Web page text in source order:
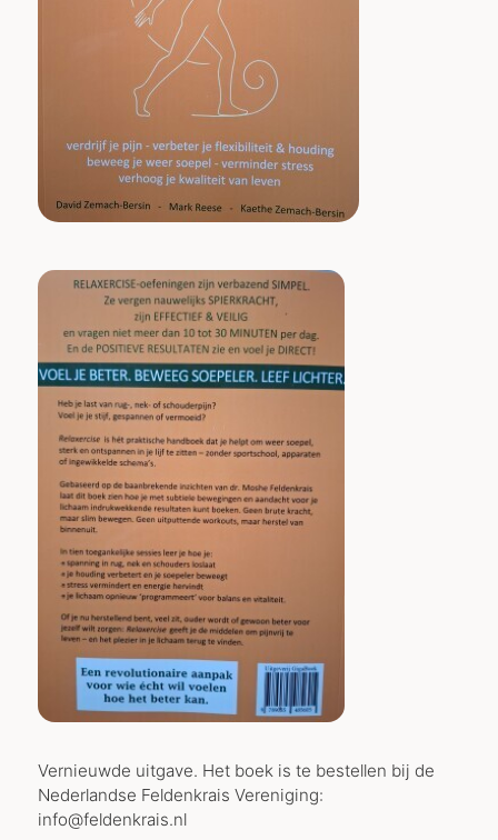
Vernieuwde uitgave. Het boek is te bestellen bij de
Nederlandse Feldenkrais Vereniging:
info@feldenkrais.nl